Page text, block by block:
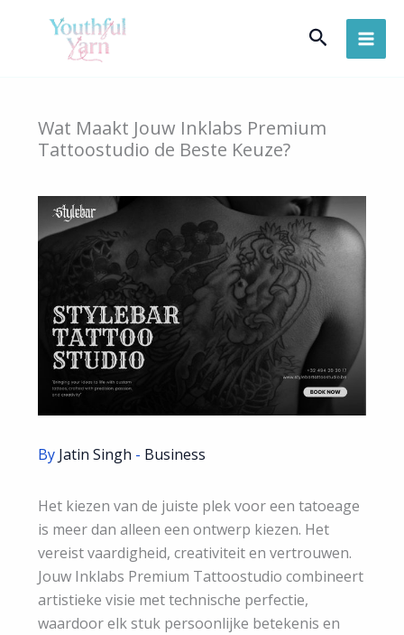
Search
Wat Maakt Jouw Inklabs Premium
Tattoostudio de Beste Keuze?
By Jatin Singh - Business
Het kiezen van de juiste plek voor een tatoeage
is meer dan alleen een ontwerp kiezen. Het
vereist vaardigheid, creativiteit en vertrouwen.
Jouw Inklabs Premium Tattoostudio combineert
artistieke visie met technische perfectie,
waardoor elk stuk persoonlijke betekenis en